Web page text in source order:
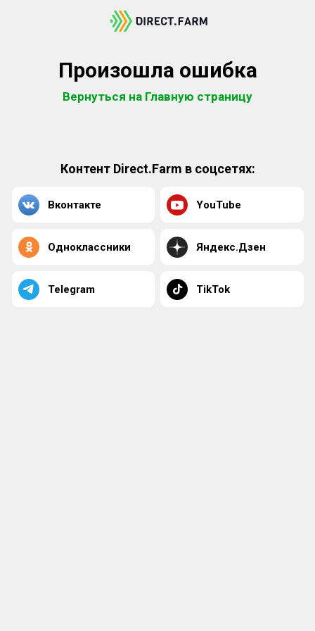
Произошла ошибка
Вернуться на Главную страницу
Контент Direct.Farm в соцсетях:
Вконтакте YouTube
Одноклассники Яндекс.Дзен
Telegram TikTok